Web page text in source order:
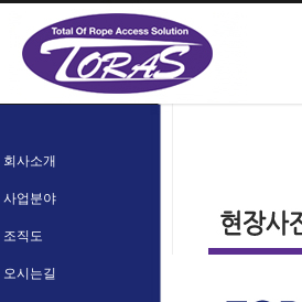
회사소개
사업분야
조직도
오시는길